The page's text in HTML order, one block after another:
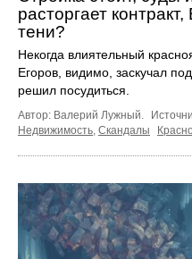
расторгает
тени?
Некогда влиятельный
Егоров, видимо, заскучал
решил посудиться.
Автор: Валерий Лужный.
Недвижимость, Скандалы